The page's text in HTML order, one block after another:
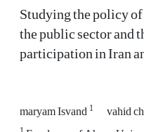
Studying the policy
the public sector and
participation in Iran
maryam Isvand1 vahid